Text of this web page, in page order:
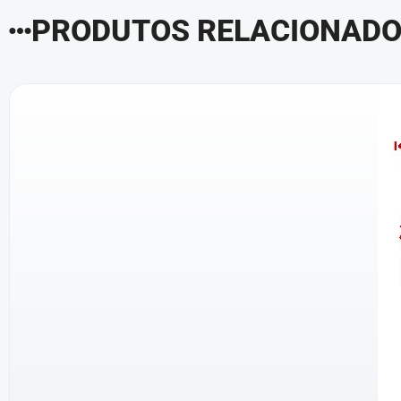
PRODUTOS